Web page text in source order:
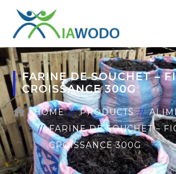
FARINE DE SOUCHET –
CROISSANCE 300G
HOME PRODUCTS
FARINE DE SOUCHET –
CROISSANCE 300G